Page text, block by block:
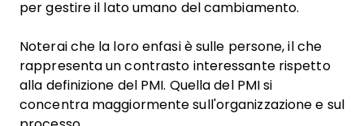
per gestire il lato umano del cambiamento.
Noterai che la loro enfasi è sulle persone, il che
rappresenta un contrasto interessante rispetto
alla definizione del PMI. Quella del PMI si
concentra maggiormente sull'organizzazione e sul